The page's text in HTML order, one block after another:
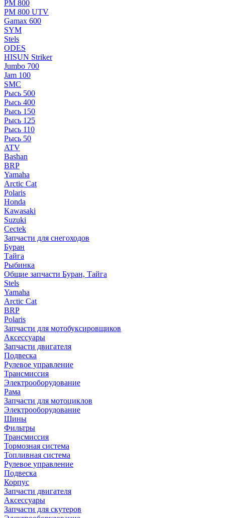
РМ 800
РМ 800 UTV
Gamax 600
SYM
Stels
ОDЕS
HISUN Striker
Jumbo 700
Jam 100
SMC
Рысь 500
Рысь 400
Рысь 150
Рысь 125
Рысь 110
Рысь 50
ATV
Bashan
BRP
Yamaha
Arctic Cat
Polaris
Honda
Kawasaki
Suzuki
Cectek
Запчасти для снегоходов
Буран
Тайга
Рыбинка
Общие запчасти Буран, Тайга
Stels
Yamaha
Arctic Cat
BRP
Polaris
Запчасти для мотобуксировщиков
Аксессуары
Запчасти двигателя
Подвеска
Рулевое управление
Трансмиссия
Электрооборудование
Рама
Запчасти для мотоциклов
Электрооборудование
Шины
Фильтры
Трансмиссия
Тормозная система
Топливная система
Рулевое управление
Подвеска
Корпус
Запчасти двигателя
Аксессуары
Запчасти для скутеров